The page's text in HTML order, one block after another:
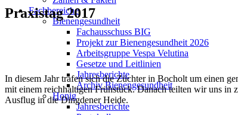
Fachbereiche
Bienengesundheit
Fachausschuss BIG
Projekt zur Bienengesundheit 2026
Arbeitsgruppe Vespa Velutina
Gesetze und Leitlinien
Jahresberichte
Archiv Bienengesundheit
Honig
Jahresberichte
Praxistag 2017
In diesem Jahr trafen sich die Züchter in Bocholt um einen
mit einem reichhaltigen Frühstück. Danach teilten wir uns in
Ausflug in die Dingdener Heide.